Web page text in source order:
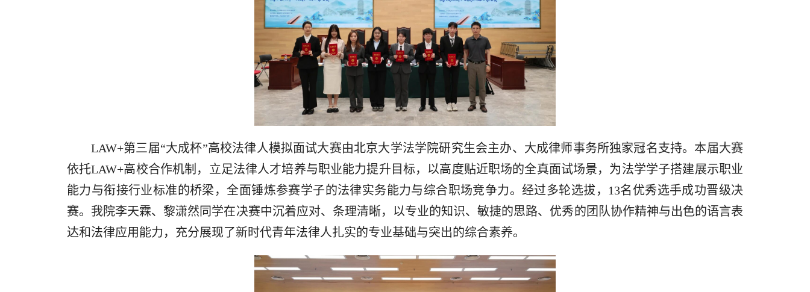
LAW+第三届“大成杯”高校法律人模拟面试大赛由北京大学法学院研究生会主办、大成律师事务所独家冠名支持。本届大赛
依托LAW+高校合作机制，立足法律人才培养与职业能力提升目标，以高度贴近职场的全真面试场景，为法学学子搭建展示职业
能力与衔接行业标准的桥梁，全面锤炼参赛学子的法律实务能力与综合职场竞争力。经过多轮选拔，13名优秀选手成功晋级决
赛。我院李天霖、黎潇然同学在决赛中沉着应对、条理清晰，以专业的知识、敏捷的思路、优秀的团队协作精神与出色的语言表
达和法律应用能力，充分展现了新时代青年法律人扎实的专业基础与突出的综合素养。